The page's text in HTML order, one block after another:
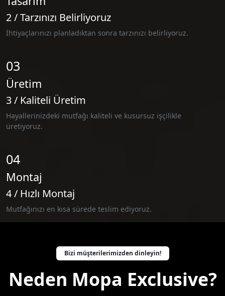
2 / Tarzınızı Belirliyoruz
İhtiyaçlarınızı planladıktan sonra tarzınızı belirliyoruz.
03
Üretim
3 / Kaliteli Üretim
Hayallerinizdeki mutfağı kaliteli ve kusursuz işçilikle
üretiyoruz.
04
Montaj
4 / Hızlı Montaj
Mutfağınızı en kısa sürede teslim ediyoruz.
Bizi müşterilerimizden dinleyin!
Neden Mopa Exclusive?